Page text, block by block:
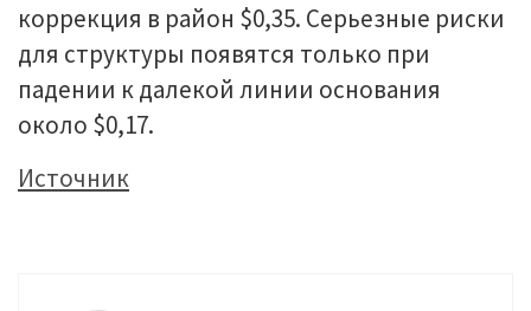
коррекция в район $0,35. Серьезные риски
для структуры появятся только при
падении к далекой линии основания
около $0,17.
Источник